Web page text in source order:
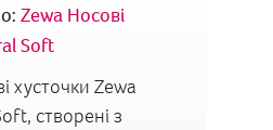
Zewa Носові
Soft
хусточки Zewa
створені з